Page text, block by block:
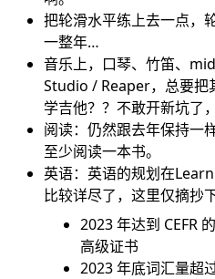
把轮滑水平练上去一点，
一整年…
音乐上，口琴、竹笛、
Studio / Reaper，总要把
学吉他？？不敢开新坑了
阅读：仍然跟去年保持一
至少阅读一本书。
英语：英语的规划在
比较详尽了，这里仅摘抄
2023 年达到 CEFR
高级证书
2023 年底词汇量超